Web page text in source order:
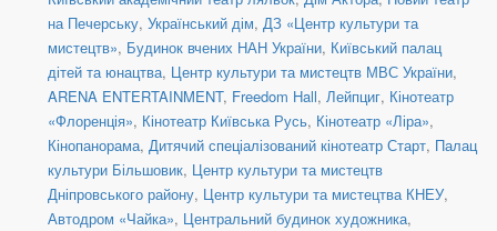
на Печерську, Український дім, ДЗ «Центр культури та
мистецтв», Будинок вчених НАН України, Київський палац
дітей та юнацтва, Центр культури та мистецтв МВС України,
ARENA ENTERTAINMENT, Freedom Hall, Лейпциг, Кінотеатр
«Флоренція», Кінотеатр Київська Русь, Кінотеатр «Ліра»,
Кінопанорама, Дитячий спеціалізований кінотеатр Старт, Палац
культури Більшовик, Центр культури та мистецтв
Дніпровського району, Центр культури та мистецтва КНЕУ,
Автодром «Чайка», Центральний будинок художника,